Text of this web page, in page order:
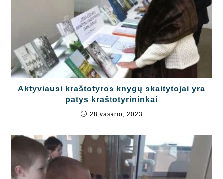
Aktyviausi kraštotyros knygų skaitytojai yra
patys kraštotyrininkai
28 vasario, 2023